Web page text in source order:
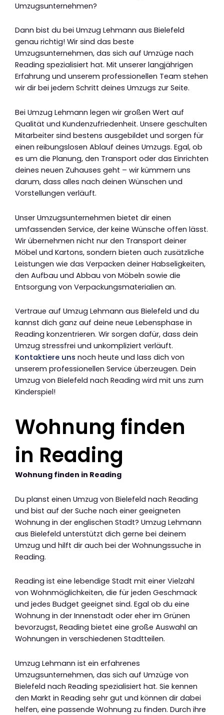
Umzugsunternehmen?
Dann bist du bei Umzug Lehmann aus Bielefeld
genau richtig! Wir sind das beste
Umzugsunternehmen, das sich auf Umzüge nach
Reading spezialisiert hat. Mit unserer langjährigen
Erfahrung und unserem professionellen Team stehen
wir dir bei jedem Schritt deines Umzugs zur Seite.
Bei Umzug Lehmann legen wir großen Wert auf
Qualität und Kundenzufriedenheit. Unsere geschulten
Mitarbeiter sind bestens ausgebildet und sorgen für
einen reibungslosen Ablauf deines Umzugs. Egal, ob
es um die Planung, den Transport oder das Einrichten
deines neuen Zuhauses geht – wir kümmern uns
darum, dass alles nach deinen Wünschen und
Vorstellungen verläuft.
Unser Umzugsunternehmen bietet dir einen
umfassenden Service, der keine Wünsche offen lässt.
Wir übernehmen nicht nur den Transport deiner
Möbel und Kartons, sondern bieten auch zusätzliche
Leistungen wie das Verpacken deiner Habseligkeiten,
den Aufbau und Abbau von Möbeln sowie die
Entsorgung von Verpackungsmaterialien an.
Vertraue auf Umzug Lehmann aus Bielefeld und du
kannst dich ganz auf deine neue Lebensphase in
Reading konzentrieren. Wir sorgen dafür, dass dein
Umzug stressfrei und unkompliziert verläuft.
Kontaktiere uns noch heute und lass dich von
unserem professionellen Service überzeugen. Dein
Umzug von Bielefeld nach Reading wird mit uns zum
Kinderspiel!
Wohnung finden
in Reading
Wohnung finden in Reading
Du planst einen Umzug von Bielefeld nach Reading
und bist auf der Suche nach einer geeigneten
Wohnung in der englischen Stadt? Umzug Lehmann
aus Bielefeld unterstützt dich gerne bei deinem
Umzug und hilft dir auch bei der Wohnungssuche in
Reading.
Reading ist eine lebendige Stadt mit einer Vielzahl
von Wohnmöglichkeiten, die für jeden Geschmack
und jedes Budget geeignet sind. Egal ob du eine
Wohnung in der Innenstadt oder eher im Grünen
bevorzugst, Reading bietet eine große Auswahl an
Wohnungen in verschiedenen Stadtteilen.
Umzug Lehmann ist ein erfahrenes
Umzugsunternehmen, das sich auf Umzüge von
Bielefeld nach Reading spezialisiert hat. Sie kennen
den Markt in Reading sehr gut und können dir dabei
helfen, eine passende Wohnung zu finden. Durch ihre